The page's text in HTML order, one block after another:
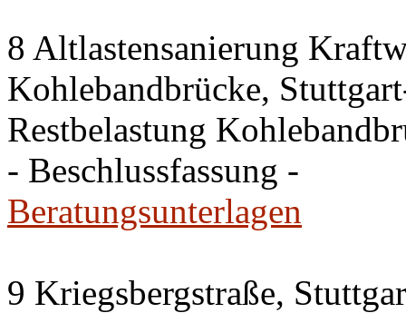
8 Altlastensanierung
Kohlebandbrücke,
Restbelastung
- Beschlussfassung -
Beratungsunterlagen
9 Kriegsbergstraße,